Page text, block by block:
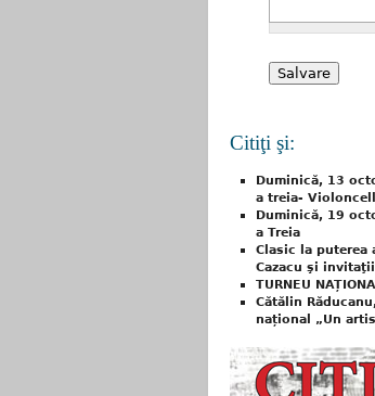
Citiţi şi:
Duminică, 13
a treia-
Duminică, 19
a Treia
Clasic la
Cazacu şi
TURNEU
Cătălin
național „Un